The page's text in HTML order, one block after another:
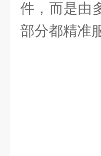
件，而是由
部分都精准